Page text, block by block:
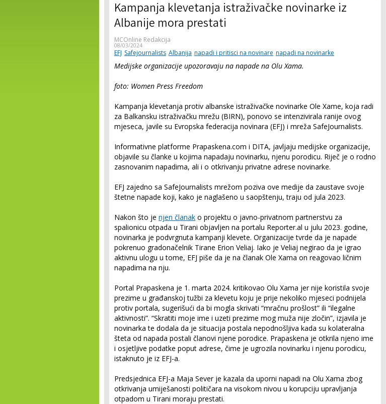
Kampanja klevetanja istraživačke novinarke iz
Albanije mora prestati
MCOnline Redakcija
08/03/2024
EFJ Safejournalists Albanija napadi i pritisci na novinare napadi na novinarke
Medijske organizacije upozoravaju na napade na Olu Xama.
foto: Women Press Freedom
Kampanja klevetanja protiv albanske istraživačke novinarke Ole Xame, koja radi
za Balkansku istraživačku mrežu (BIRN), ponovo se intenzivirala ranije ovog
mjeseca, javile su Evropska federacija novinara (EFJ) i mreža SafeJournalists.
Informativne platforme Prapaskena.com i DITA, javljaju medijske organizacije,
objavile su članke u kojima napadaju novinarku, njenu porodicu. Riječ je o rodno
zasnovanim napadima, ali i o otkrivanju privatne adrese novinarke.
EFJ zajedno sa SafeJournalists mrežom poziva ove medije da zaustave svoje
štetne napade koji, kako je naglašeno u saopštenju, traju od jula 2023.
Nakon što je njen članak o projektu o javno-privatnom partnerstvu za
spalionicu otpada u Tirani objavljen na portalu Reporter.al u julu 2023. godine,
novinarka je podvrgnuta kampanji klevete. Organizacije tvrde da je napade
pokrenuo gradonačelnik Tirane Erion Veliaj. Iako je Veliaj negirao da je igrao
aktivnu ulogu u tome, EFJ piše da je na članak Ole Xama on reagovao ličnim
napadima na nju.
Portal Prapaskena je 1. marta 2024. kritikovao Olu Xama jer nije koristila svoje
prezime u građanskoj tužbi za klevetu koju je prije nekoliko mjeseci podnijela
protiv portala, sugerišući da bi mogla skrivati “mračnu prošlost” ili “ilegalne
aktivnosti”. “Skratiti moje ime i uzeti prezime mog muža nije zločin”, izjavila je
novinarka te dodala da je situacija postala nepodnošljiva kada su kolateralna
šteta od napada postali članovi njene porodice. Prapaskena je otkrila njeno ime
i osjetljive podatke poput adrese, čime je ugrozila novinarku i njenu porodicu,
istaknuto je iz EFJ-a.
Predsjednica EFJ-a Maja Sever je kazala da uporni napadi na Olu Xama zbog
otkrivanja umiješanosti političara na visokom nivou u korupciju upravljanja
otpadom u Tirani moraju prestati.